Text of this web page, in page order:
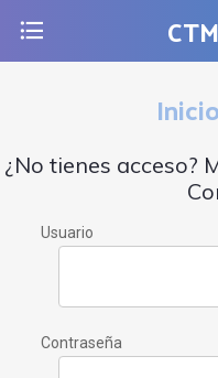
¿No tienes
Usuario
Contraseña